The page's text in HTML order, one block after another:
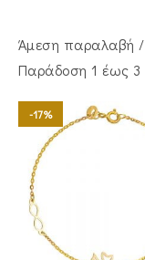
Άμεση παραλαβή /
Παράδoση 1 έως 3
-17%